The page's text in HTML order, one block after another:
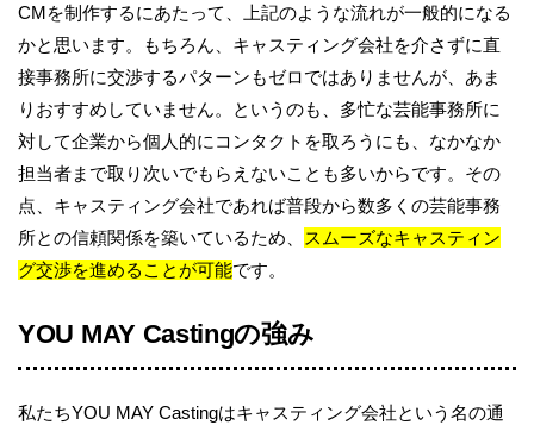
CMを制作するにあたって、上記のような流れが一般的になる
かと思います。もちろん、キャスティング会社を介さずに直
接事務所に交渉するパターンもゼロではありませんが、あま
りおすすめしていません。というのも、多忙な芸能事務所に
対して企業から個人的にコンタクトを取ろうにも、なかなか
担当者まで取り次いでもらえないことも多いからです。その
点、キャスティング会社であれば普段から数多くの芸能事務
所との信頼関係を築いているため、
スムーズなキャスティン
グ交渉を進めることが可能です。
YOU MAY Castingの強み
私たちYOU MAY Castingはキャスティング会社という名の通